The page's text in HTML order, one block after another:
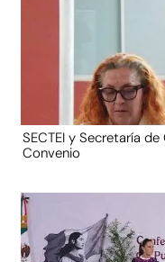
SECTEI y Secretaría
Convenio